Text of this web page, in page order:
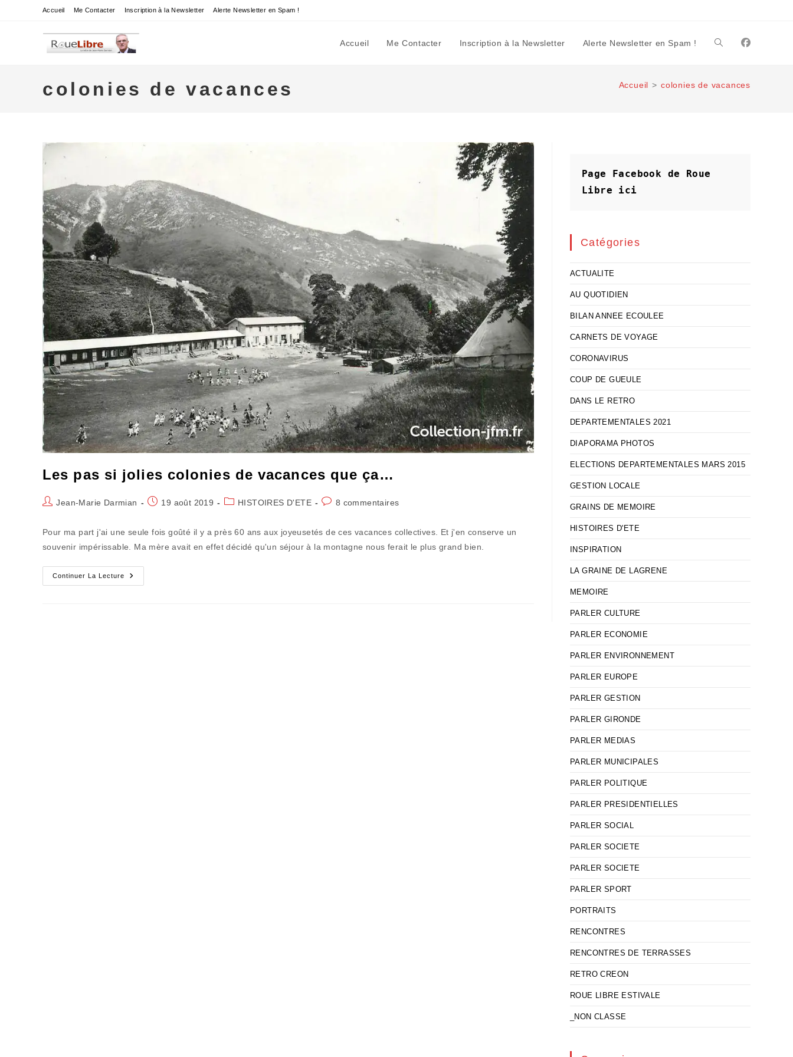
Accueil Me Contacter Inscription à la Newsletter Alerte Newsletter en Spam !
Accueil Me Contacter Inscription à la Newsletter Alerte Newsletter en Spam ! Toggle
website
colonies de vacances Accueil > colonies de vacances
Les pas si jolies colonies de vacances que ça…
Auteur/autrice
publication :
Jean-Marie Darmian
Publication
19 août 2019
PostHISTOIRES D'ETE
Commentaires
8 commentaires
Pour ma part j'ai une seule fois goûté il y a près 60 ans aux joyeusetés de ces vacances collectives. Et j'en conserve un
souvenir impérissable. Ma mère avait en effet décidé qu'un séjour à la montagne nous ferait le plus grand bien.
Continuer La Lecture
Les
Pas
Page Facebook de Roue
Libre
ici
Catégories
ACTUALITE
AU QUOTIDIEN
BILAN ANNEE ECOULEE
CARNETS DE VOYAGE
CORONAVIRUS
COUP DE GUEULE
DANS LE RETRO
DEPARTEMENTALES 2021
DIAPORAMA PHOTOS
ELECTIONS DEPARTEMENTALES MARS 2015
GESTION LOCALE
GRAINS DE MEMOIRE
HISTOIRES D'ETE
INSPIRATION
LA GRAINE DE LAGRENE
MEMOIRE
PARLER CULTURE
PARLER ECONOMIE
PARLER ENVIRONNEMENT
PARLER EUROPE
PARLER GESTION
PARLER GIRONDE
PARLER MEDIAS
PARLER MUNICIPALES
PARLER POLITIQUE
PARLER PRESIDENTIELLES
PARLER SOCIAL
PARLER SOCIETE
PARLER SOCIETE
PARLER SPORT
PORTRAITS
RENCONTRES
RENCONTRES DE TERRASSES
RETRO CREON
ROUE LIBRE ESTIVALE
_NON CLASSE